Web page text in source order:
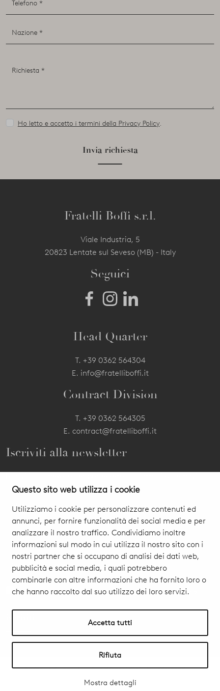
Questo sito web utilizza i cookie
Utilizziamo i cookie per personalizzare contenuti ed
annunci, per fornire funzionalità dei social media e per
analizzare il nostro traffico. Condividiamo inoltre
informazioni sul modo in cui utilizza il nostro sito con i
nostri partner che si occupano di analisi dei dati web,
pubblicità e social media, i quali potrebbero
combinarle con altre informazioni che ha fornito loro o
che hanno raccolto dal suo utilizzo dei loro servizi.
Accetta tutti
Rifiuta
Mostra dettagli
Ho letto e accetto i termini della Privacy Policy.
Invia richiesta
Fratelli Boffi s.r.l.
Viale Industria, 5
20823 Lentate sul Seveso (MB) - Italy
Seguici
Head Quarter
T. +39 0362 564304
E. info@fratelliboffi.it
Contract Division
T. +39 0362 564305
E. contract@fratelliboffi.it
Iscriviti alla newsletter
dei nostri prodotti ed eventi.
Acconsento al trattamento dei dati personaliPrivacy Policy & Cookie
©2023 Fratelli Boffi s.r.l. | P.Iva 00686590969 | C.F. 00682660154 |
Privacy Policy & Cookie